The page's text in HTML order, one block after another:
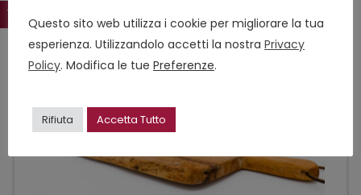
Questo sito web utilizza i cookie per migliorare la tua
esperienza. Utilizzandolo accetti la nostra Privacy
Policy. Modifica le tue Preferenze.
Rifiuta Accetta Tutto